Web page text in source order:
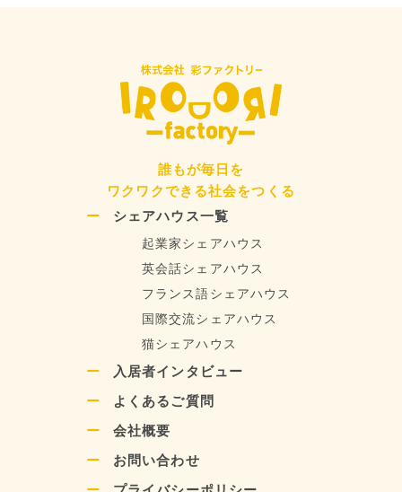
誰もが毎日を
ワクワクできる社会をつくる
シェアハウス一覧
起業家シェアハウス
英会話シェアハウス
フランス語シェアハウス
国際交流シェアハウス
猫シェアハウス
入居者インタビュー
よくあるご質問
会社概要
お問い合わせ